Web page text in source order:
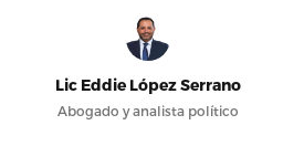
Lic Eddie López Serrano
Abogado y analista político